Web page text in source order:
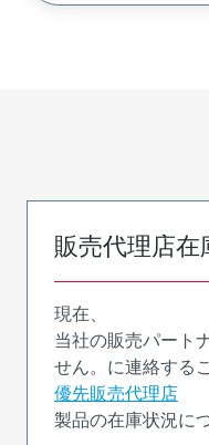
販売代理店在
現在、
当社の販売パート
せん。に連絡する
優先販売代理店
製品の在庫状況に